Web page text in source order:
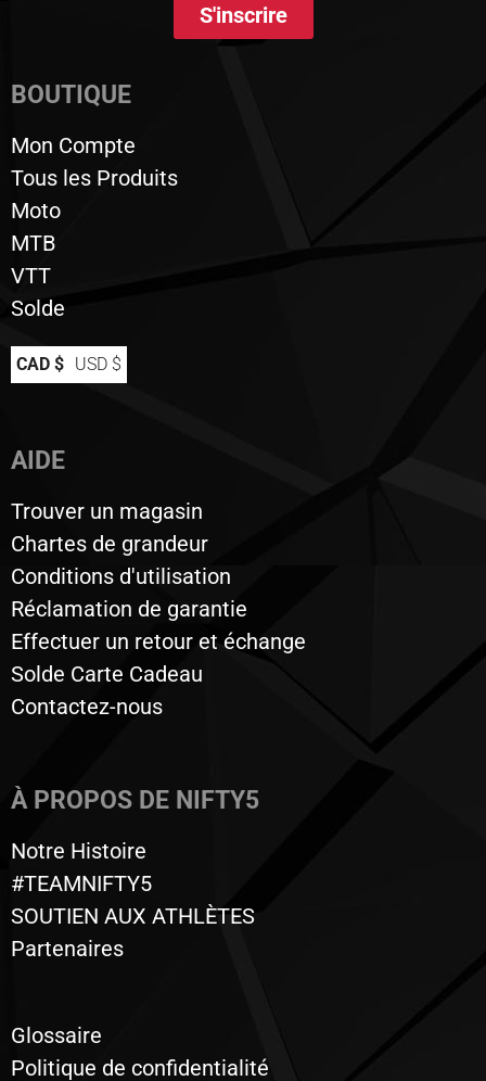
S'inscrire
BOUTIQUE
Mon Compte
Tous les Produits
Moto
MTB
VTT
Solde
CAD $ USD $
AIDE
Trouver un magasin
Chartes de grandeur
Conditions d'utilisation
Réclamation de garantie
Effectuer un retour et échange
Solde Carte Cadeau
Contactez-nous
À PROPOS DE NIFTY5
Notre Histoire
#TEAMNIFTY5
SOUTIEN AUX ATHLÈTES
Partenaires
Glossaire
Politique de confidentialité